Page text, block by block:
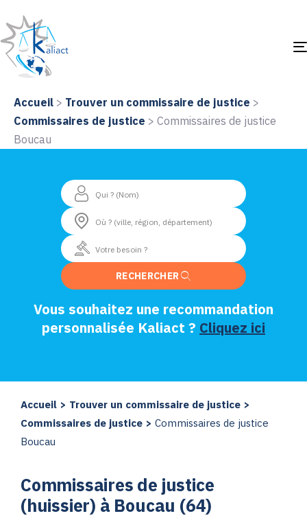
Accueil > Trouver un commissaire de justice >
Commissaires de justice > Commissaires de justice
Boucau
RECHERCHER
Vous souhaitez une recommandation
personnalisée Kaliact ? Cliquez ici
Accueil > Trouver un commissaire de justice >
Commissaires de justice > Commissaires de justice
Boucau
Commissaires de justice
(huissier) à Boucau (64)